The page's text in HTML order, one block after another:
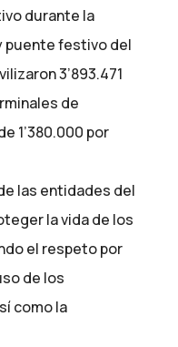
durante la
puente festivo del
3’893.471
de
1’380.000 por
las entidades del
la vida de los
el respeto por
de los
como la